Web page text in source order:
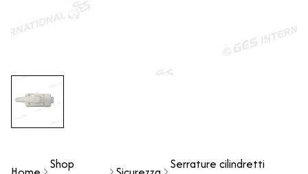
Shop
Serrature cilindretti